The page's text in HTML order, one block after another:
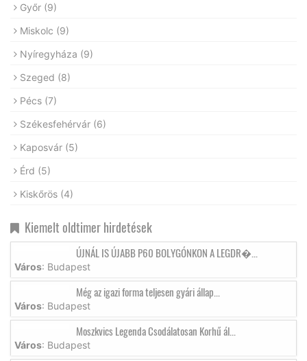
Győr (9)
Miskolc (9)
Nyíregyháza (9)
Szeged (8)
Pécs (7)
Székesfehérvár (6)
Kaposvár (5)
Érd (5)
Kiskőrös (4)
Kiemelt oldtimer hirdetések
ÚJNÁL IS ÚJABB P60 BOLYGÓNKON A LEGDR�...
Város: Budapest
Még az igazi forma teljesen gyári állap...
Város: Budapest
Moszkvics Legenda Csodálatosan Korhű ál...
Város: Budapest